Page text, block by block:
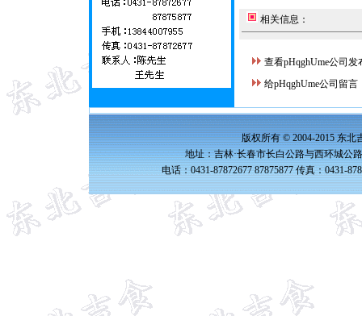
相关信息：
查看pHqghUme公司发
给pHqghUme公司留言
版权所有 © 2004-2015 东北
地址：吉林·长春市长白公路与西环城公
电话：0431-87872677 87875877 传真：0431-